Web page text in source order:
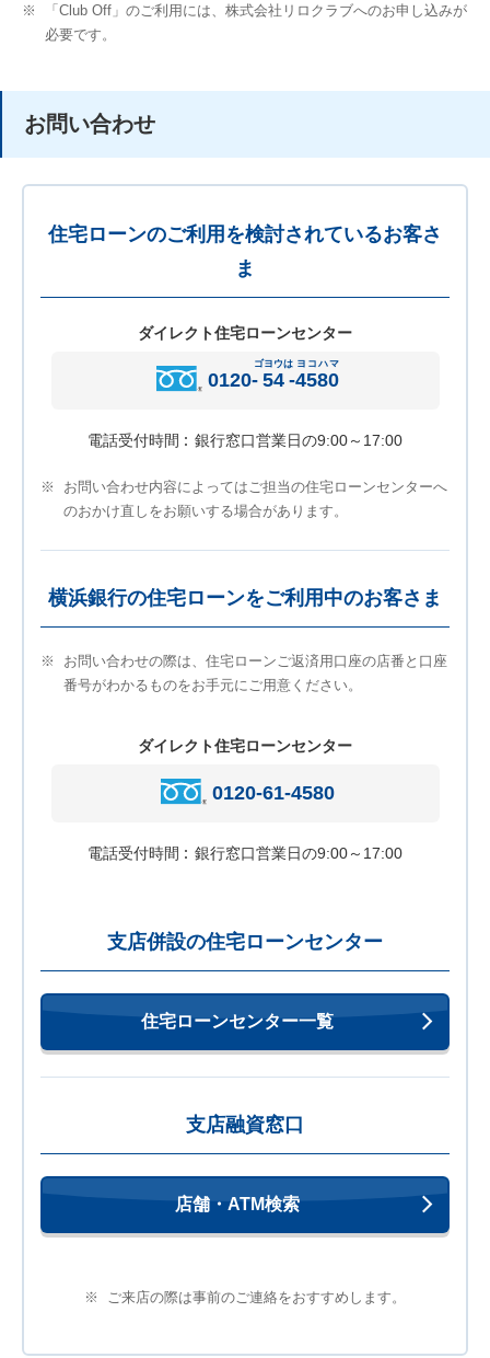
※
「Club Off」のご利⽤には、株式会社リロクラブへのお申し込みが
必要です。
お問い合わせ
住宅ローンのご利用を検討されているお客さ
ま
ダイレクト住宅ローンセンター
0120- 54
ゴヨウは
-4580
ヨコハマ
電話受付時間 銀行窓口営業日の9:00～17:00
※
お問い合わせ内容によってはご担当の住宅ローンセンターへ
のおかけ直しをお願いする場合があります。
横浜銀行の住宅ローンをご利用中のお客さま
※
お問い合わせの際は、住宅ローンご返済用口座の店番と口座
番号がわかるものをお手元にご用意ください。
ダイレクト住宅ローンセンター
0120-61-4580
電話受付時間 銀行窓口営業日の9:00～17:00
支店併設の住宅ローンセンター
住宅ローンセンター一覧
支店融資窓口
店舗・ATM検索
※ ご来店の際は事前のご連絡をおすすめします。